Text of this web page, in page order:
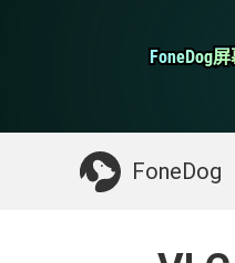
FoneDog
FoneDog
FoneDog
iPhone清理
你可能需要的东西：